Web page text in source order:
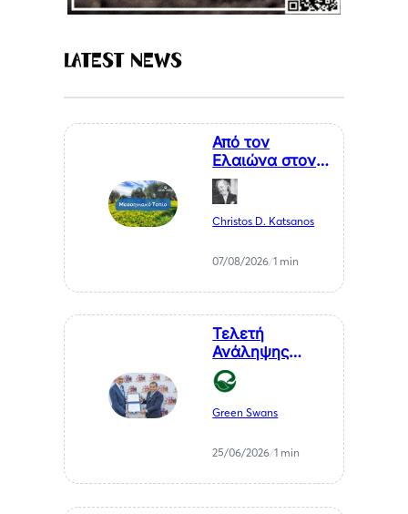
Latest News
Από τον
Ελαιώνα στον
Επισκέπτη. Η
Κυκλική
Οικονομία ως
Κλειδί για το
Μεσσηνίας
Christos D. Katsanos
07/08/2026/1 min
Τελετή
Ανάληψης
Καθηκόντων
του Επίτιμου
Προξένου της
της Χιλής στη
Θεσσαλονίκη, κ.
Αθανάσιου
Green Swans
25/06/2026/1 min